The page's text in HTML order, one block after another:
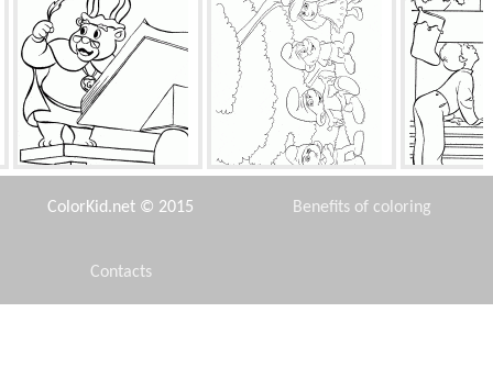
O mais sábio Gummi Os Smurfs A
ColorKid.net © 2015 Benefits of coloring
Contacts